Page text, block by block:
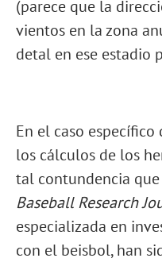
(parece que la
vientos en la zona
detal en ese estadio
En el caso
los cálculos de los
tal contundencia
Baseball Research
especializada en
con el beisbol, han